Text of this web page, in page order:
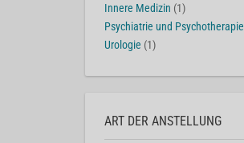
Innere Medizin (1)
Psychiatrie und Psychotherapie
Urologie (1)
ART DER ANSTELLUNG